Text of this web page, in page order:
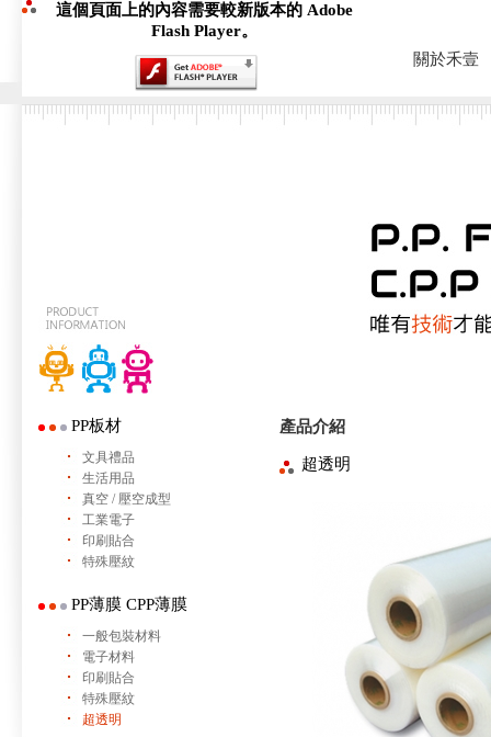
這個頁面上的內容需要較新版本的 Adobe
Flash Player。
關於禾壹
PP板材
文具禮品
生活用品
真空 / 壓空成型
工業電子
印刷貼合
特殊壓紋
PP薄膜 CPP薄膜
一般包裝材料
電子材料
印刷貼合
特殊壓紋
超透明
產品介紹
超透明